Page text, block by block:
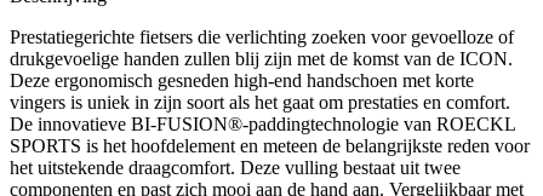
Prestatiegerichte fietsers die verlichting zoeken voor gevoelloze of
drukgevoelige handen zullen blij zijn met de komst van de ICON.
Deze ergonomisch gesneden high-end handschoen met korte
vingers is uniek in zijn soort als het gaat om prestaties en comfort.
De innovatieve BI-FUSION®-paddingtechnologie van ROECKL
SPORTS is het hoofdelement en meteen de belangrijkste reden voor
het uitstekende draagcomfort. Deze vulling bestaat uit twee
componenten en past zich mooi aan de hand aan. Vergelijkbaar met